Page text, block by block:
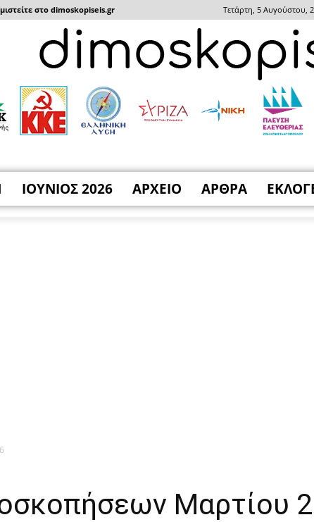
στο dimoskopiseis.gr Τετάρτη, 5 Αυγούστου,
ΙΟΥΝΙΟΣ 2026 ΑΡΧΕΙΟ ΑΡΘΡΑ
Μαρτίου